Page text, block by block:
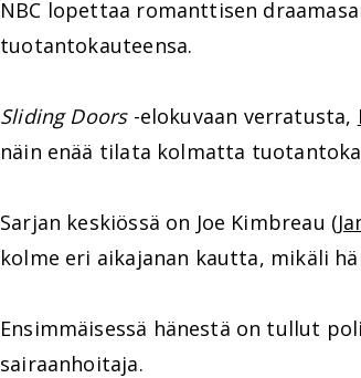
NBC lopettaa romanttisen
tuotantokauteensa.
Sliding Doors-elokuvaan verratusta,
näin enää tilata kolmatta
Sarjan keskiössä on Joe Kimbreau (
kolme eri aikajanan kautta, mikäli
Ensimmäisessä hänestä on tullut
sairaanhoitaja.